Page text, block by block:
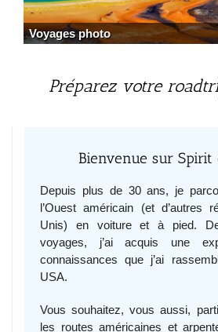
Voyages photo
Préparez votre
Bienvenue sur Spirit
Depuis plus de 30 ans, je
l’Ouest américain (et d’autres
Unis) en voiture et à pied.
voyages, j’ai acquis une
connaissances que j’ai
USA.
Vous souhaitez, vous aussi,
les routes américaines et